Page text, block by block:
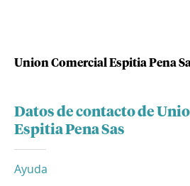
Union Comercial Espitia Pena
Datos de contacto de
Espitia Pena Sas
Ayuda